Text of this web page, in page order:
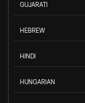
GUJARATI
HEBREW
HINDI
HUNGARIAN